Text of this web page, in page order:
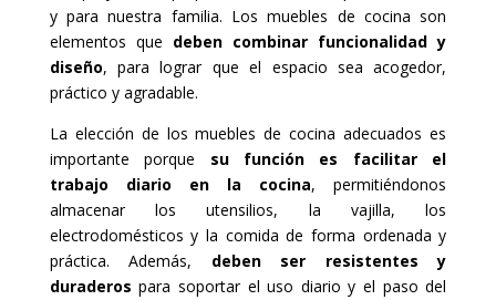
y para nuestra familia. Los muebles de cocina son
elementos que deben combinar funcionalidad y
diseño, para lograr que el espacio sea acogedor,
práctico y agradable.
La elección de los muebles de cocina adecuados es
importante porque su función es facilitar el
trabajo diario en la cocina, permitiéndonos
almacenar los utensilios, la vajilla, los
electrodomésticos y la comida de forma ordenada y
práctica. Además, deben ser resistentes y
duraderos para soportar el uso diario y el paso del